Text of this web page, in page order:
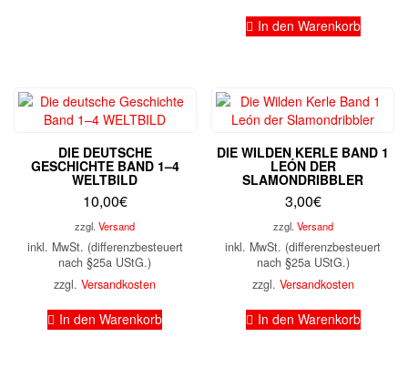
In den Warenkorb
DIE DEUTSCHE
GESCHICHTE BAND 1–4
WELTBILD
10,00€
zzgl.Versand
inkl. MwSt. (differenzbesteuert
nach §25a UStG.)
zzgl.Versandkosten
In den Warenkorb
DIE WILDEN KERLE BAND 1
LEÓN DER
SLAMONDRIBBLER
3,00€
zzgl. Versand
inkl. MwSt. (differenzbesteuert
nach §25a UStG.)
zzgl. Versandkosten
In den Warenkorb